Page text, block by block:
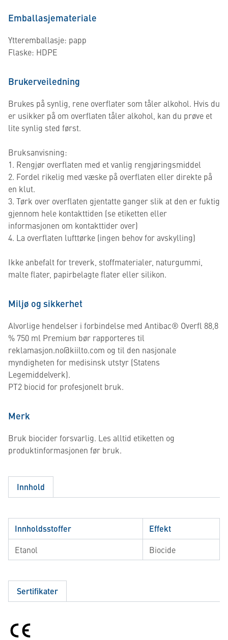
Emballasjemateriale
Ytteremballasje: papp
Flaske: HDPE
Brukerveiledning
Brukes på synlig, rene overflater som tåler alkohol. Hvis du
er usikker på om overflaten tåler alkohol, kan du prøve et
lite synlig sted først.
Bruksanvisning:
1. Rengjør overflaten med et vanlig rengjøringsmiddel
2. Fordel rikelig med væske på overflaten eller direkte på
en klut.
3. Tørk over overflaten gjentatte ganger slik at den er fuktig
gjennom hele kontakttiden (se etiketten eller
informasjonen om kontakttider over)
4. La overflaten lufttørke (ingen behov for avskylling)
Ikke anbefalt for treverk, stoffmaterialer, naturgummi,
malte flater, papirbelagte flater eller silikon.
Miljø og sikkerhet
Alvorlige hendelser i forbindelse med Antibac® Overfl 88,8
% 750 ml Premium bør rapporteres til
reklamasjon.no@kiilto.com og til den nasjonale
myndigheten for medisinsk utstyr (Statens
Legemiddelverk).
PT2 biocid for profesjonelt bruk.
Merk
Bruk biocider forsvarlig. Les alltid etiketten og
produktinformasjonen før bruk.
Innhold
Innholdsstoffer Effekt
Etanol Biocide
Sertifikater